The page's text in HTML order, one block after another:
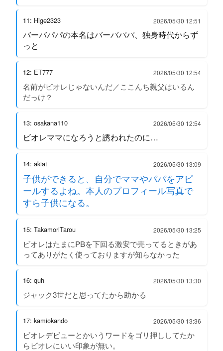
11: Hige2323 2026/05/30 12:51
バーバパパの本名はバーバパパ、独身時代からず
っと
12: ET777 2026/05/30 12:54
名前がビオレじゃないんだ／ここんち親父はいるん
だっけ？
13: osakana110 2026/05/30 12:54
ビオレママになろうと誘われたのに…
14: akiat 2026/05/30 13:09
子供ができると、自分でママやパパをアピ
ールするよね。本人のプロフィール写真で
すら子供になる。
15: TakamoriTarou 2026/05/30 13:25
ビオレはたまにPBを下回る激安で売ってるときがあ
ってありがたく使っておりますが知らなかった
16: quh 2026/05/30 13:30
ジャック3世だと思ってたから助かる
17: kamiokando 2026/05/30 13:36
ビオレデビューとかいうワードをゴリ押ししてたか
らビオレにいい印象が無い。